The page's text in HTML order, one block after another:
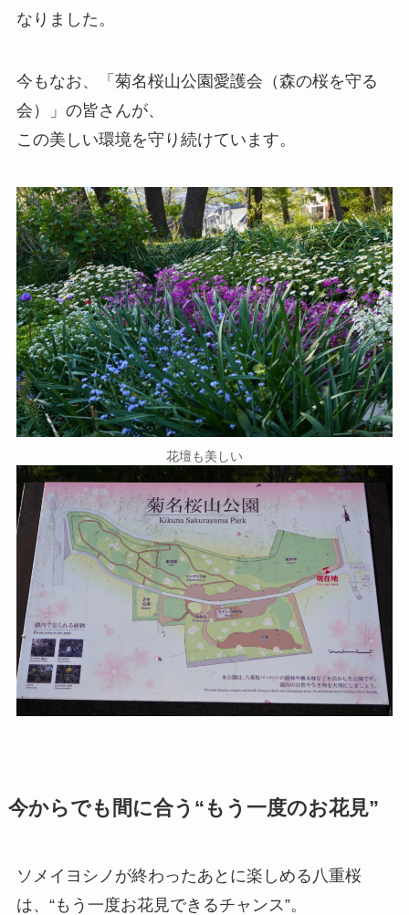
なりました。
今もなお、「菊名桜山公園愛護会（森の桜を守る
会）」の皆さんが、
この美しい環境を守り続けています。
花壇も美しい
今からでも間に合う“もう一度のお花見”
ソメイヨシノが終わったあとに楽しめる八重桜
は、“もう一度お花見できるチャンス”。